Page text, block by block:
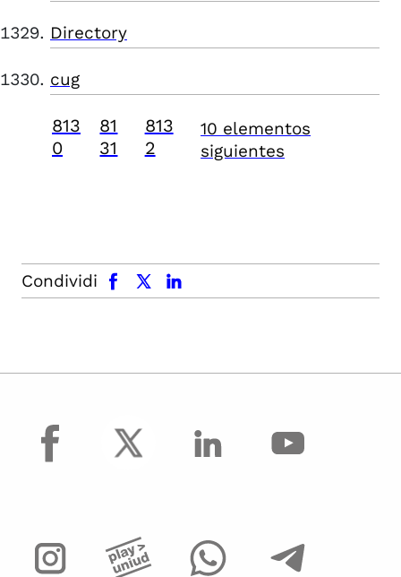
Directory
cug
813
0
81
31
813
2
10 elementos
siguientes
Condividi
facebook x.com linkedin
facebook